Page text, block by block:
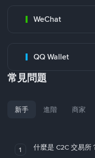
WeChat
QQ Wallet
常見問題
新手 進階 商家
1 什麼是 C2C 交易所